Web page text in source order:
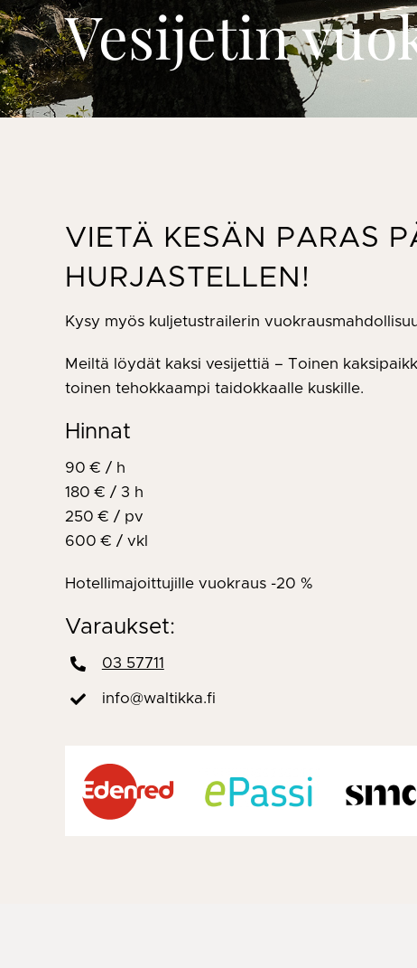
Vesijetin
VIETÄ KESÄN PARAS
HURJASTELLEN!
Kysy myös kuljetustrailerin
Meiltä löydät kaksi vesijettiä – Toinen
toinen tehokkaampi taidokkaalle kuskille.
Hinnat
90 € / h
180 € / 3 h
250 € / pv
600 € / vkl
Hotellimajoittujille vuokraus -20 %
Varaukset:
03 57711
info@waltikka.fi